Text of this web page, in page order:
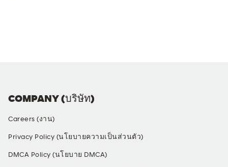
COMPANY (บริษัท)
Careers (งาน)
Privacy Policy (นโยบายความเป็นส่วนตัว)
DMCA Policy (นโยบาย DMCA)